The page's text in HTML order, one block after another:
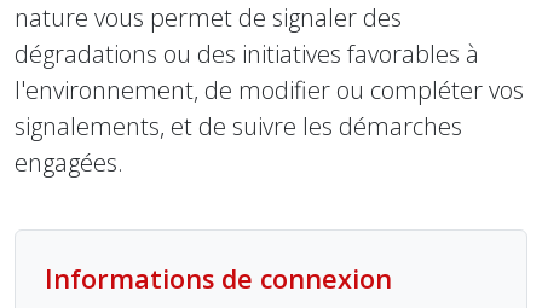
nature vous permet de signaler des
dégradations ou des initiatives favorables à
l'environnement, de modifier ou compléter vos
signalements, et de suivre les démarches
engagées.
Informations de connexion